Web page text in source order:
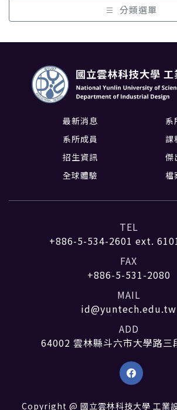
分類選單
最新消息
系
系所成員
課
招生資訊
傑
全球體驗
檔
TEL
+886-5-534-2601 ext.
FAX
+886-5-531-2080
MAIL
id@yuntech.edu.tw
ADD
64002 雲林縣斗六市大學路三
Copyright @ 國立雲林科技大學 工業